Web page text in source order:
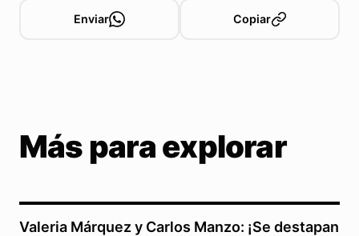
Enviar Copiar
Más para explorar
Valeria Márquez y Carlos Manzo: ¡Se destapan